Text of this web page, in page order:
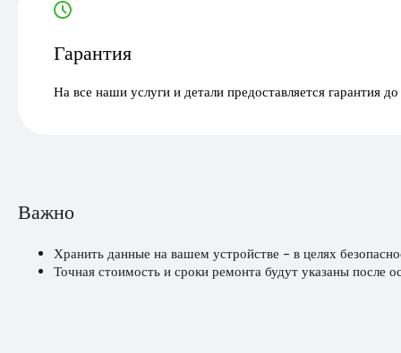
Гарантия
На все наши услуги и детали предоставляется гарантия
Важно
Хранить данные на вашем устройстве - в целях
Точная стоимость и сроки ремонта будут указаны после